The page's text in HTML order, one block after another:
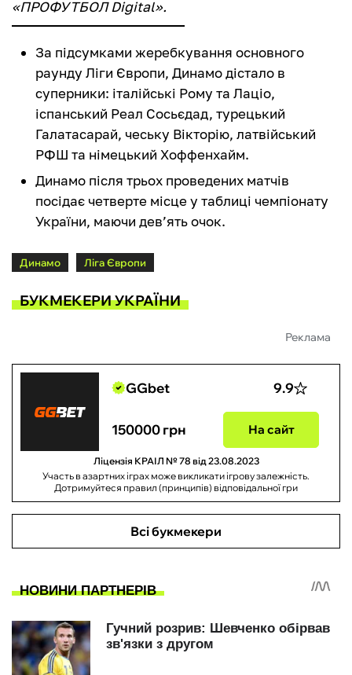
«ПРОФУТБОЛ Digital».
За підсумками жеребкування основного
раунду Ліги Європи, Динамо дістало в
суперники: італійські Рому та Лаціо,
іспанський Реал Сосьєдад, турецький
Галатасарай, чеську Вікторію, латвійський
РФШ та німецький Хоффенхайм.
Динамо після трьох проведених матчів
посідає четверте місце у таблиці чемпіонату
України, маючи дев’ять очок.
Динамо Ліга Європи
БУКМЕКЕРИ УКРАЇНИ
Реклама
GGbet 9.9
150000 грн На сайт
Ліцензія КРАІЛ № 78 від 23.08.2023
Участь в азартних іграх може викликати ігрову залежність.
Дотримуйтеся правил (принципів) відповідальної гри
Всі букмекери